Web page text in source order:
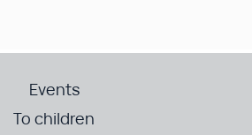
Events
To children